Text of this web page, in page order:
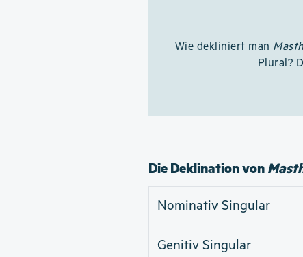
Wie dekliniert man
Plural?
Die Deklination von
Nominativ Singular
Genitiv Singular